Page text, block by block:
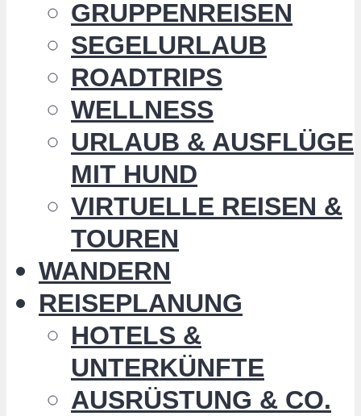
GRUPPENREISEN
SEGELURLAUB
ROADTRIPS
WELLNESS
URLAUB & AUSFLÜGE
MIT HUND
VIRTUELLE REISEN &
TOUREN
WANDERN
REISEPLANUNG
HOTELS &
UNTERKÜNFTE
AUSRÜSTUNG & CO.